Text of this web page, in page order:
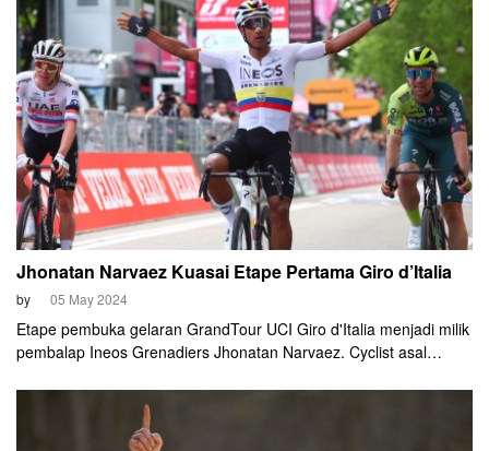
Jhonatan Narvaez Kuasai Etape Pertama Giro d’Italia
by 05 May 2024
Etape pembuka gelaran GrandTour UCI Giro d'Italia menjadi milik
pembalap Ineos Grenadiers Jhonatan Narvaez. Cyclist asal
Emirates) dalam adu kecepatan di depan garis finis.